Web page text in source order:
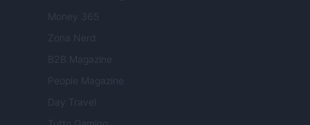
Money 365
Zona Nerd
B2B Magazine
People Magazine
Day Travel